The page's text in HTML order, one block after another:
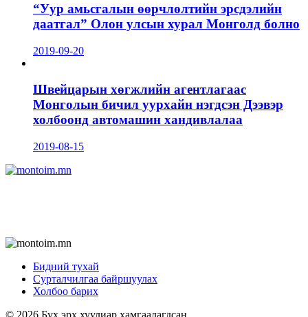
“Уур амьсгалын өөрчлөлтийн эрсдэлийн
даатгал” Олон улсын хурал Монголд болно
2019-09-20
Швейцарын хөгжлийн агентлагаас
Монголын бичил уурхайн нэгдсэн Дээвэр
холбоонд автомашин хандивлалаа
2019-08-15
Бидний тухай
Сурталчилгаа байршуулах
Холбоо барих
© 2026 Бүх эрх хуулиар хамгаалагдсан.